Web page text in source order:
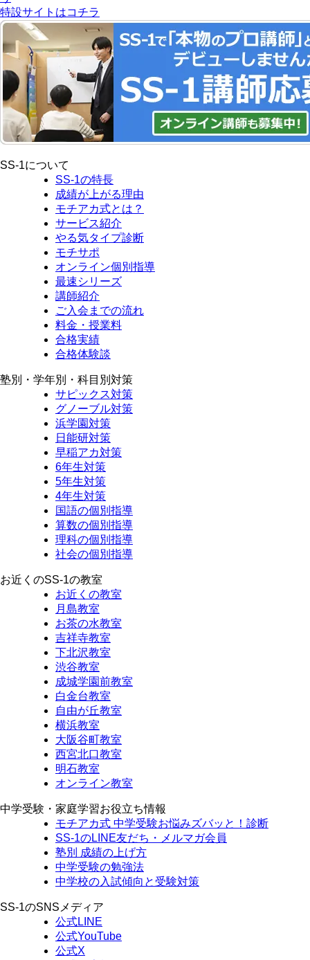
特設サイトはコチラ
SS-1について
SS-1の特長
成績が上がる理由
モチアカ式とは？
サービス紹介
やる気タイプ診断
モチサポ
オンライン個別指導
最速シリーズ
講師紹介
ご入会までの流れ
料金・授業料
合格実績
合格体験談
塾別・学年別・科目別対策
サピックス対策
グノーブル対策
浜学園対策
日能研対策
早稲アカ対策
6年生対策
5年生対策
4年生対策
国語の個別指導
算数の個別指導
理科の個別指導
社会の個別指導
お近くのSS-1の教室
お近くの教室
月島教室
お茶の水教室
吉祥寺教室
下北沢教室
渋谷教室
成城学園前教室
白金台教室
自由が丘教室
横浜教室
大阪谷町教室
西宮北口教室
明石教室
オンライン教室
中学受験・家庭学習お役立ち情報
モチアカ式 中学受験お悩みズバッと！診断
SS-1のLINE友だち・メルマガ会員
塾別 成績の上げ方
中学受験の勉強法
中学校の入試傾向と受験対策
SS-1のSNSメディア
公式LINE
公式YouTube
公式X